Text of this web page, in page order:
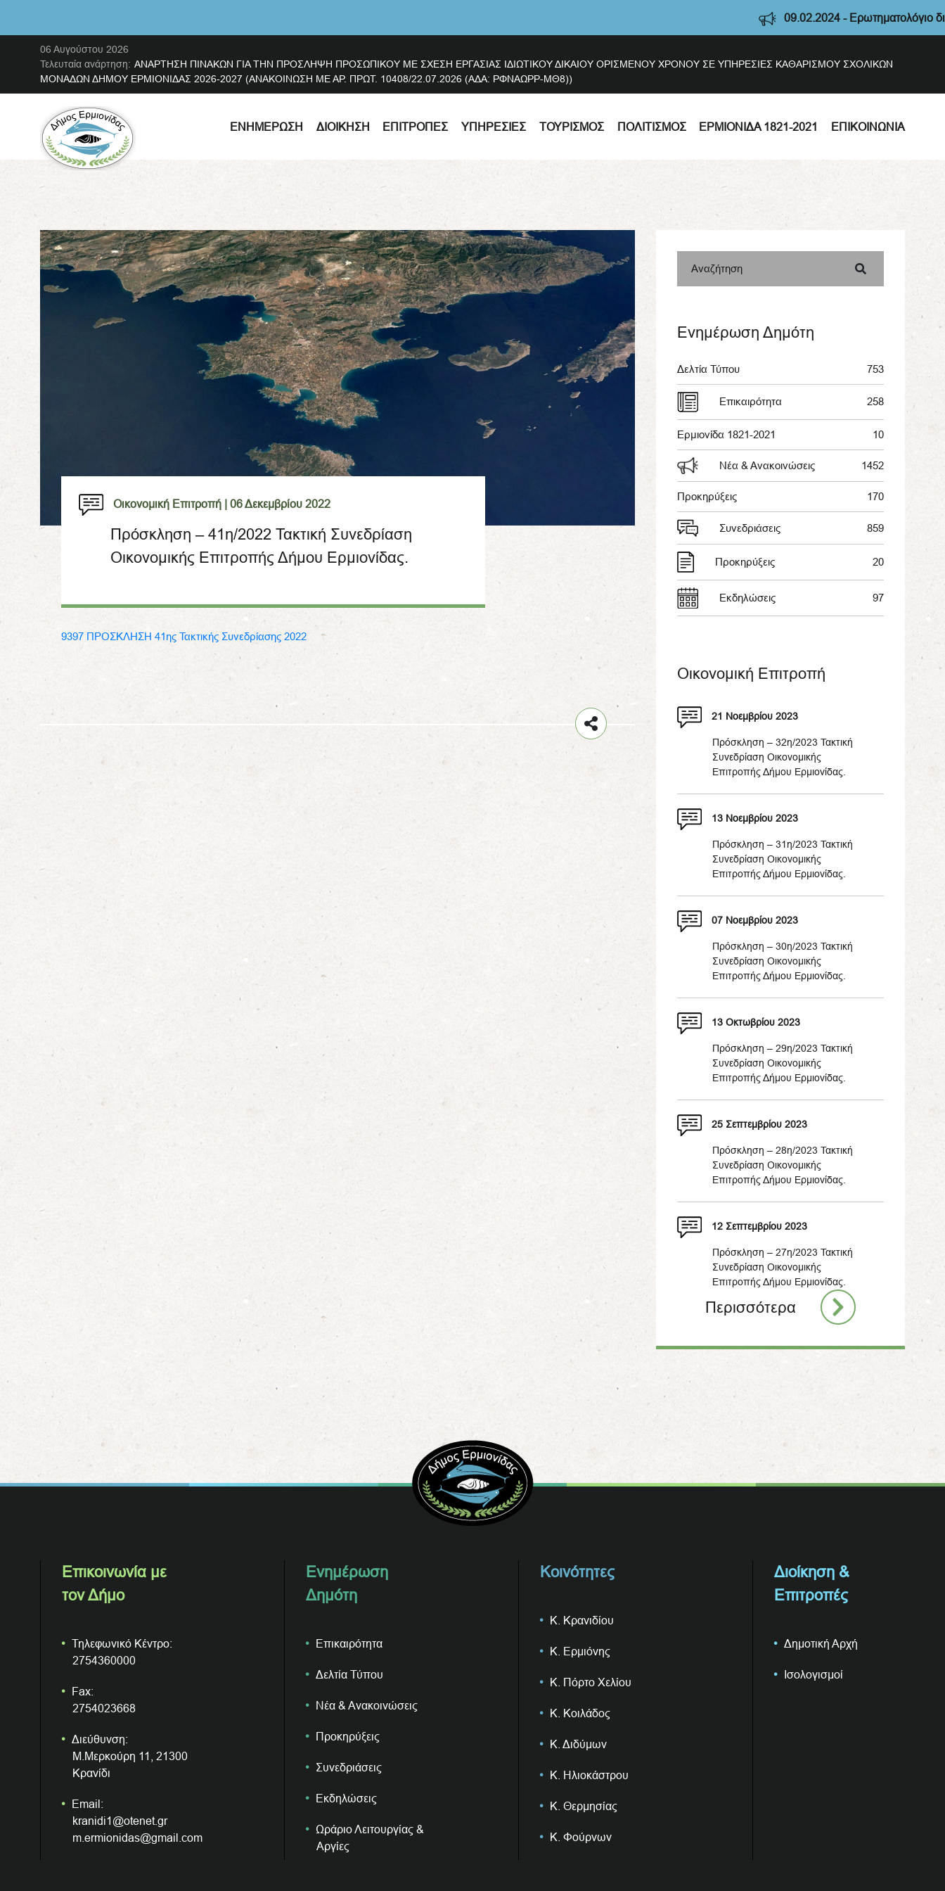
09.02.2024 - Ερωτηματολόγιο
06 Αυγούστου 2026
Τελευταία ανάρτηση: ΑΝΑΡΤΗΣΗ ΠΙΝΑΚΩΝ ΓΙΑ ΤΗΝ ΠΡΟΣΛΗΨΗ ΠΡΟΣΩΠΙΚΟΥ ΜΕ ΣΧΕΣΗ ΕΡΓΑΣΙΑΣ ΙΔΙΩΤΙΚΟΥ ΔΙΚΑΙΟΥ ΟΡΙΣΜΕΝΟΥ ΧΡΟΝΟΥ ΣΕ ΥΠΗΡΕΣΙΕΣ ΚΑΘΑΡΙΣΜΟΥ ΣΧΟΛΙΚΩΝ
ΜΟΝΑΔΩΝ ΔΗΜΟΥ ΕΡΜΙΟΝΙΔΑΣ 2026-2027 (ΑΝΑΚΟΙΝΩΣΗ ΜΕ ΑΡ. ΠΡΩΤ. 10408/22.07.2026 (ΑΔΑ: ΡΦΝΑΩΡΡ-ΜΘ8))
ΕΝΗΜΈΡΩΣΗ ΔΙΟΊΚΗΣΗ ΕΠΙΤΡΟΠΈΣ ΥΠΗΡΕΣΊΕΣ ΤΟΥΡΙΣΜΌΣ ΠΟΛΙΤΙΣΜΌΣ ΕΡΜΙΟΝΊΔΑ 1821-2021 ΕΠΙΚΟΙΝΩΝΊΑ
Οικονομική Επιτροπή | 06 Δεκεμβρίου 2022
Πρόσκληση – 41η/2022 Τακτική Συνεδρίαση
Οικονομικής Επιτροπής Δήμου Ερμιονίδας.
9397 ΠΡΟΣΚΛΗΣΗ 41ης Τακτικής Συνεδρίασης 2022
Αναζήτηση
Ενημέρωση Δημότη
Δελτία Τύπου 753
Επικαιρότητα 258
Ερμιονίδα 1821-2021 10
Νέα & Ανακοινώσεις 1452
Προκηρύξεις 170
Συνεδριάσεις 859
Προκηρύξεις 20
Εκδηλώσεις 97
Οικονομική Επιτροπή
21 Νοεμβρίου 2023
Πρόσκληση – 32η/2023 Τακτική
Συνεδρίαση Οικονομικής
Επιτροπής Δήμου Ερμιονίδας.
13 Νοεμβρίου 2023
Πρόσκληση – 31η/2023 Τακτική
Συνεδρίαση Οικονομικής
Επιτροπής Δήμου Ερμιονίδας.
07 Νοεμβρίου 2023
Πρόσκληση – 30η/2023 Τακτική
Συνεδρίαση Οικονομικής
Επιτροπής Δήμου Ερμιονίδας.
13 Οκτωβρίου 2023
Πρόσκληση – 29η/2023 Τακτική
Συνεδρίαση Οικονομικής
Επιτροπής Δήμου Ερμιονίδας.
25 Σεπτεμβρίου 2023
Πρόσκληση – 28η/2023 Τακτική
Συνεδρίαση Οικονομικής
Επιτροπής Δήμου Ερμιονίδας.
12 Σεπτεμβρίου 2023
Πρόσκληση – 27η/2023 Τακτική
Συνεδρίαση Οικονομικής
Επιτροπής Δήμου Ερμιονίδας.
Περισσότερα
Επικοινωνία με
τον Δήμο
Τηλεφωνικό Κέντρο:
2754360000
Fax:
2754023668
Διεύθυνση:
Μ.Μερκούρη 11, 21300
Κρανίδι
Email:
kranidi1@otenet.gr
m.ermionidas@gmail.com
Ενημέρωση
Δημότη
Επικαιρότητα
Δελτία Τύπου
Νέα & Ανακοινώσεις
Προκηρύξεις
Συνεδριάσεις
Εκδηλώσεις
Ωράριο Λειτουργίας &
Αργίες
Κοινότητες
Κ. Κρανιδίου
Κ. Ερμιόνης
Κ. Πόρτο Χελίου
Κ. Κοιλάδος
Κ. Διδύμων
Κ. Ηλιοκάστρου
Κ. Θερμησίας
Κ. Φούρνων
Διοίκηση &
Επιτροπές
Δημοτική Αρχή
Ισολογισμοί